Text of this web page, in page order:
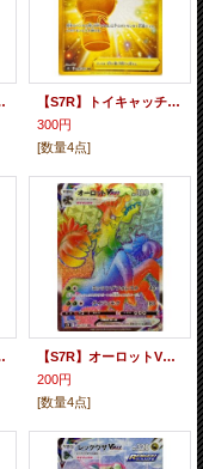
【UR】
【S7R】トイキャッチャー【UR】
300円
[数量4点]
【UR】
【S7R】オーロットVMAX【HR】
200円
[数量4点]